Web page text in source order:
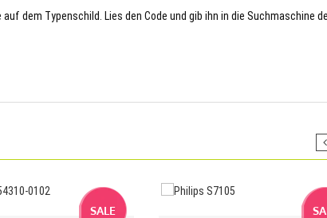
dem Typenschild. Lies den Code und gib ihn in die Suchmaschine
SALE